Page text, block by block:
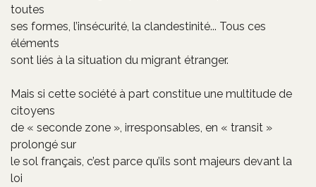
toutes
ses formes, l’insécurité, la clandestinité... Tous ces
éléments
sont liés à la situation du migrant étranger.
Mais si cette société à part constitue une multitude de
citoyens
de « seconde zone », irresponsables, en « transit »
prolongé sur
le sol français, c’est parce qu’ils sont majeurs devant la
loi